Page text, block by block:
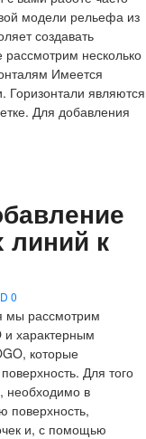
модели рельефа из
создавать
рассмотрим несколько
Имеется
Горизонтали являются
Для добавления
линий к
0
мы рассмотрим
и характерным
которые
Для того
необходимо в
поверхность,
и, с помощью